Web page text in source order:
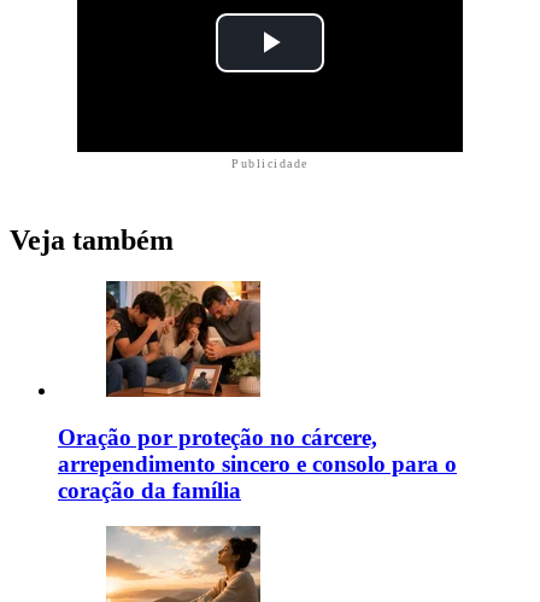
Publicidade
Veja também
Oração por proteção no cárcere,
arrependimento sincero e consolo para o
coração da família